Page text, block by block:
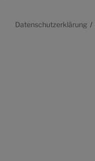
Datenschutzerklärung